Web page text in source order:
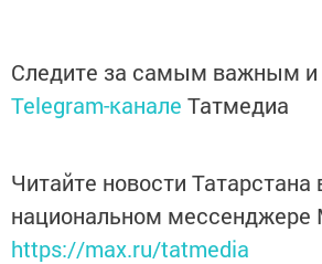
Следите за самым важным
Telegram-канале Татмедиа
Читайте новости Татарстана
национальном мессенджере
https://max.ru/tatmedia